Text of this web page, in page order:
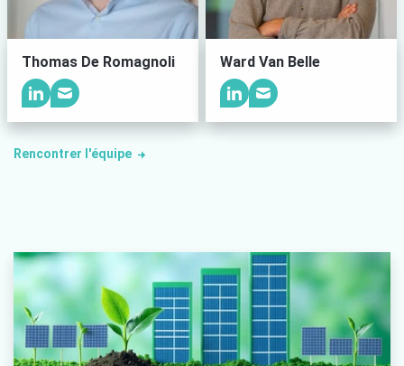
Thomas De Romagnoli Ward Van Belle
Rencontrer l'équipe